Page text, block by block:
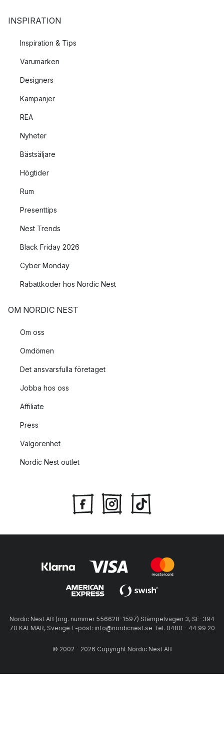
Termosar
Brödlådor
INSPIRATION
Inspiration & Tips
Varumärken
Designers
Kampanjer
REA
Nyheter
Bästsäljare
Högtider
Rum
Presenttips
Nest Trends
Black Friday 2026
Cyber Monday
Rabattkoder hos Nordic Nest
OM NORDIC NEST
Om oss
Omdömen
Det ansvarsfulla företaget
Jobba hos oss
Affiliate
Press
Välgörenhet
Nordic Nest outlet
Nordic Nest AB (org. nummer 556628-1597) Stämpelvägen 3, SE-394
70 KALMAR, Sverige E-post: info@nordicnest.se Tel. 0480 - 44 99 20
© 2002 - 2026 Copyright Nordic Nest AB